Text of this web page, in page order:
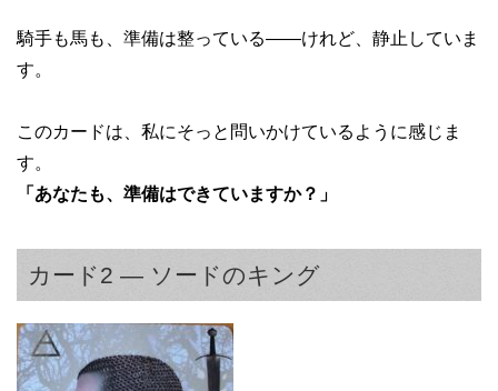
騎手も馬も、準備は整っている——けれど、静止していま
す。
このカードは、私にそっと問いかけているように感じま
す。
「あなたも、準備はできていますか？」
カード2 — ソードのキング